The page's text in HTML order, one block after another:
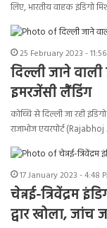
लिए, भारतीय वाहक इंडिगो
25 February 2023 -
दिल्ली जाने
इमरजेंसी लैंडिंग
कोच्चि से दिल्ली जा रही
राजाभोज एयरपोर्ट
17 January 2023 - 4:48
चेन्नई-त्रिवेंद्रम
द्वार खोला, जांच